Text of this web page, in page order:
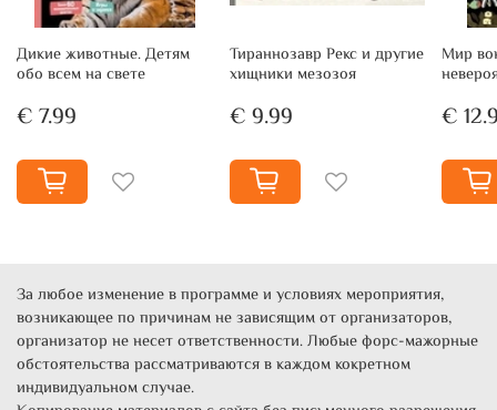
Дикие животные. Детям
обо всем на свете
€ 7.99
Тираннозавр Рекс и другие
хищники мезозоя
€ 9.99
Мир
€
За любое изменение в программе и условиях мероприятия,
возникающее по причинам не зависящим от организаторов,
организатор не несет ответственности. Любые форс-мажорные
обстоятельства рассматриваются в каждом кокретном
индивидуальном случае.